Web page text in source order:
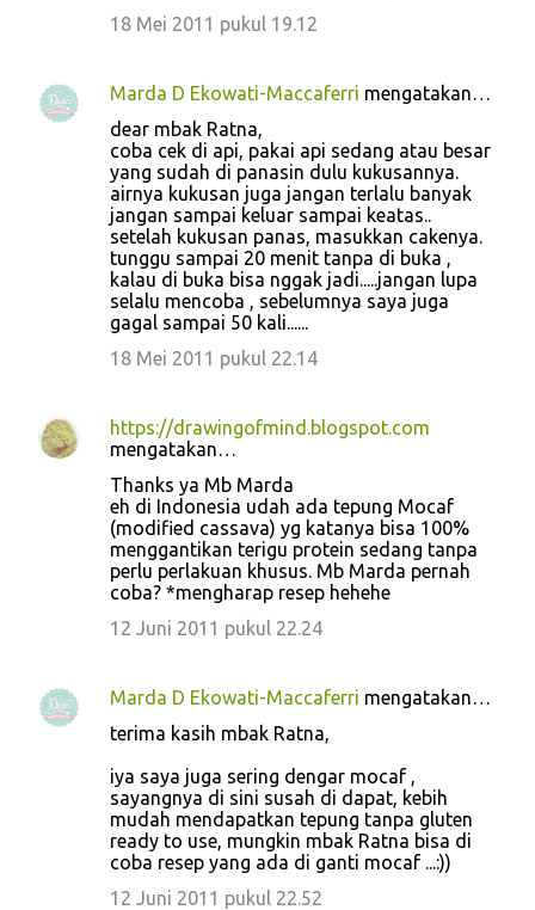
18 Mei 2011 pukul 19.12
Marda D Ekowati-Maccaferri mengatakan…
dear mbak Ratna,
coba cek di api, pakai api sedang atau besar
yang sudah di panasin dulu kukusannya.
airnya kukusan juga jangan terlalu banyak
jangan sampai keluar sampai keatas..
setelah kukusan panas, masukkan cakenya.
tunggu sampai 20 menit tanpa di buka ,
kalau di buka bisa nggak jadi.....jangan lupa
selalu mencoba , sebelumnya saya juga
gagal sampai 50 kali......
18 Mei 2011 pukul 22.14
https://drawingofmind.blogspot.com
mengatakan…
Thanks ya Mb Marda
eh di Indonesia udah ada tepung Mocaf
(modified cassava) yg katanya bisa 100%
menggantikan terigu protein sedang tanpa
perlu perlakuan khusus. Mb Marda pernah
coba? *mengharap resep hehehe
12 Juni 2011 pukul 22.24
Marda D Ekowati-Maccaferri mengatakan…
terima kasih mbak Ratna,
iya saya juga sering dengar mocaf ,
sayangnya di sini susah di dapat, kebih
mudah mendapatkan tepung tanpa gluten
ready to use, mungkin mbak Ratna bisa di
coba resep yang ada di ganti mocaf ...:))
12 Juni 2011 pukul 22.52